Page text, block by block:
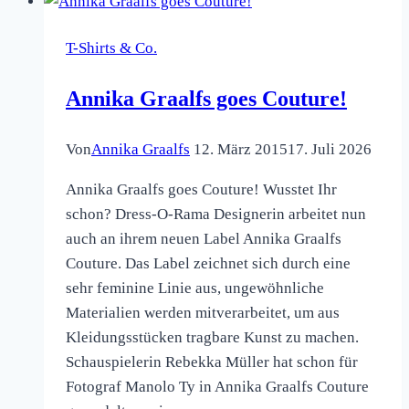
T-Shirts & Co.
Annika Graalfs goes Couture!
VonAnnika Graalfs 12. März 201517. Juli 2026
Annika Graalfs goes Couture! Wusstet Ihr
schon? Dress-O-Rama Designerin arbeitet nun
auch an ihrem neuen Label Annika Graalfs
Couture. Das Label zeichnet sich durch eine
sehr feminine Linie aus, ungewöhnliche
Materialien werden mitverarbeitet, um aus
Kleidungsstücken tragbare Kunst zu machen.
Schauspielerin Rebekka Müller hat schon für
Fotograf Manolo Ty in Annika Graalfs Couture